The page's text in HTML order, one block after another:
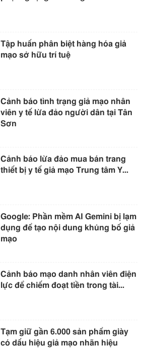
Tập huấn phân biệt hàng hóa giả
mạo sở hữu trí tuệ
Cảnh báo tình trạng giả mạo nhân
viên y tế lừa đảo người dân tại Tân
Sơn
Cảnh báo lừa đảo mua bán trang
thiết bị y tế giả mạo Trung tâm Y...
Google: Phần mềm AI Gemini bị lạm
dụng để tạo nội dung khủng bố giả
mạo
Cảnh báo mạo danh nhân viên điện
lực để chiếm đoạt tiền trong tài...
Tạm giữ gần 6.000 sản phẩm giày
có dấu hiệu giả mạo nhãn hiệu